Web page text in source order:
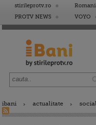
stirileprotv.ro
PROTV NEWS
VOYO
ibani actualitate social